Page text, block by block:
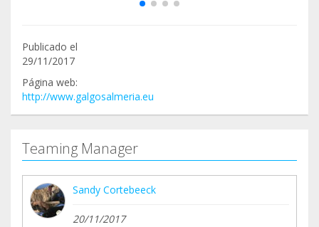
Publicado el
29/11/2017
Página web:
http://www.galgosalmeria.eu
Teaming Manager
Sandy Cortebeeck
20/11/2017